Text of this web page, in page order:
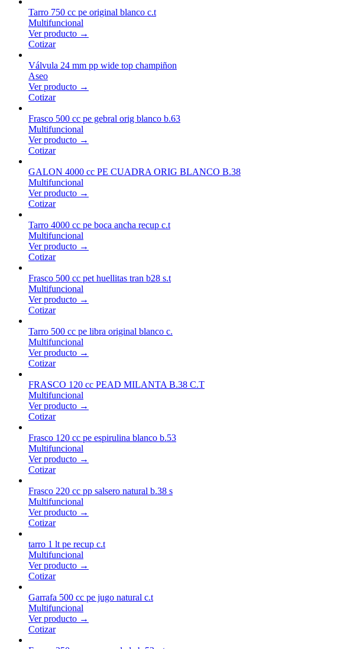
Tarro 750 cc pe original blanco c.t
Multifuncional
Ver producto →
Cotizar
Válvula 24 mm pp wide top champiñon
Aseo
Ver producto →
Cotizar
Frasco 500 cc pe gebral orig blanco b.63
Multifuncional
Ver producto →
Cotizar
GALON 4000 cc PE CUADRA ORIG BLANCO B.38
Multifuncional
Ver producto →
Cotizar
Tarro 4000 cc pe boca ancha recup c.t
Multifuncional
Ver producto →
Cotizar
Frasco 500 cc pet huellitas tran b28 s.t
Multifuncional
Ver producto →
Cotizar
Tarro 500 cc pe libra original blanco c.
Multifuncional
Ver producto →
Cotizar
FRASCO 120 cc PEAD MILANTA B.38 C.T
Multifuncional
Ver producto →
Cotizar
Frasco 120 cc pe espirulina blanco b.53
Multifuncional
Ver producto →
Cotizar
Frasco 220 cc pp salsero natural b.38 s
Multifuncional
Ver producto →
Cotizar
tarro 1 lt pe recup c.t
Multifuncional
Ver producto →
Cotizar
Garrafa 500 cc pe jugo natural c.t
Multifuncional
Ver producto →
Cotizar